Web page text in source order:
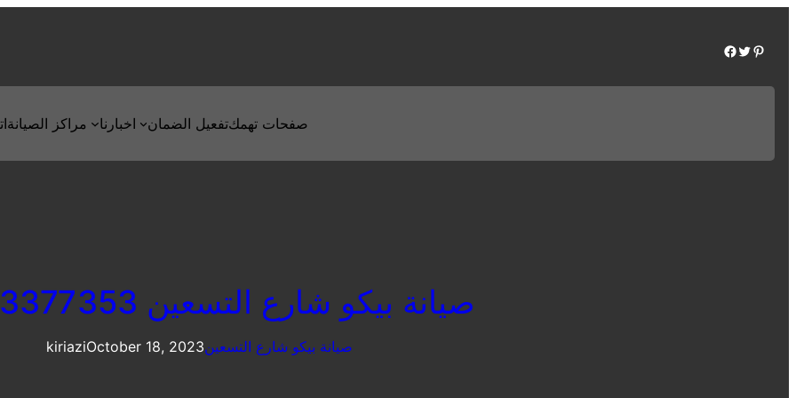
Facebook Twitter Pinterest
مراكز الصيانة اخبارنا تفعيل الضمانصفحات تهمك
صيانة بيكو شارع التسعين 01283377353
kiriaziOctober 18, 2023صيانة بيكو شارع التسعين